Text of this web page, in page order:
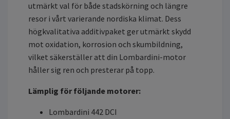
utmärkt val för både stadskörning och längre
resor i vårt varierande nordiska klimat. Dess
högkvalitativa additivpaket ger utmärkt skydd
mot oxidation, korrosion och skumbildning,
vilket säkerställer att din Lombardini-motor
håller sig ren och presterar på topp.
Lämplig för följande motorer:
Lombardini 442 DCI